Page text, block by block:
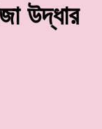
উদ্ধার